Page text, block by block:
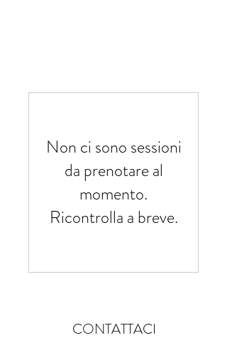
Non ci sono sessioni
da prenotare al
momento.
Ricontrolla a breve.
CONTATTACI